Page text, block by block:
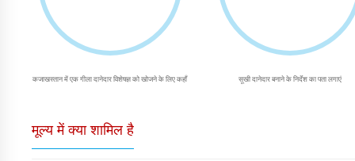
कजाखस्तान में एक गीला दानेदार विशेषज्ञ को खोजने के लिए कहाँ सूखी दानेदार बनाने के निर्देश का पता लगाएं
मूल्य में क्या शामिल है